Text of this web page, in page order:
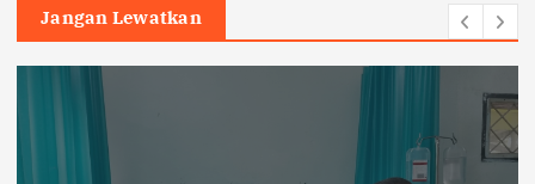
Jangan Lewatkan